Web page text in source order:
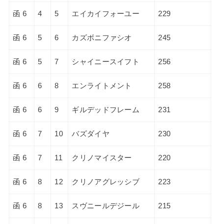
函 6 4 5 エイカイフォーユー 229
函 6 5 6 カズボニファシオ 245
函 6 5 7 シャイニースイフト 256
函 6 6 8 エンライトメント 258
函 6 6 9 ギルデッドフレーム 231
函 6 7 10 バズダイヤ 230
函 6 7 11 クリノマイスター 220
函 6 8 12 クリノアグレッシブ 223
函 6 8 13 スヴニールデジール 215